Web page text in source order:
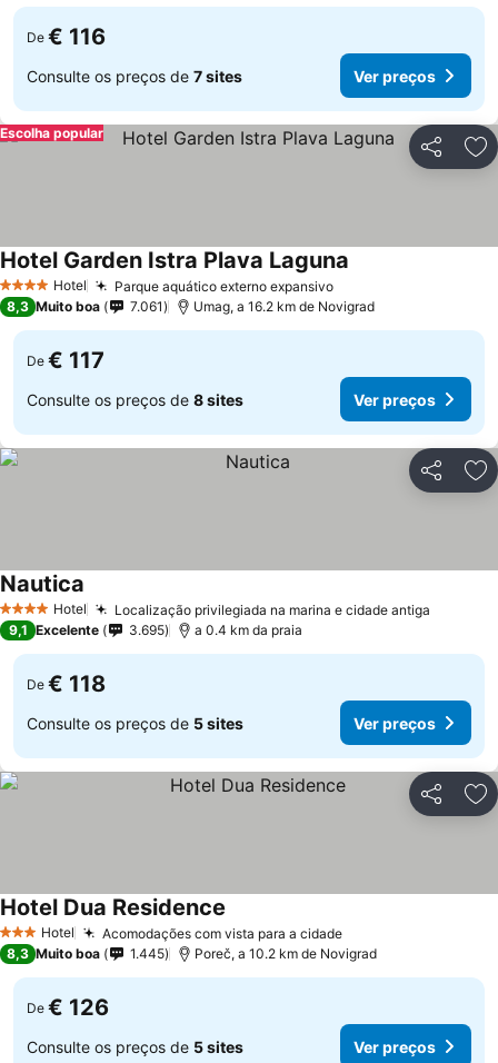
De € 116
Consulte os preços de 7 sites Ver preços
Partilhar
Escolha popular
4 EstrelasHotel Parque aquático externo expansivo
Hotel Garden Istra Plava Laguna
8,3 Muito boa 7.061 Umag, a 16.2 km de Novigrad
De € 117
Consulte os preços de 8 sites Ver preços
Partilhar
4 EstrelasHotel Localização privilegiada na marina e cidade antiga
Nautica
9,1 Excelente 3.695 a 0.4 km da praia
De € 118
Consulte os preços de 5 sites Ver preços
Partilhar
3 EstrelasHotel Acomodações com vista para a cidade
Hotel Dua Residence
8,3 Muito boa 1.445 Poreč, a 10.2 km de Novigrad
De € 126
Consulte os preços de 5 sites Ver preços